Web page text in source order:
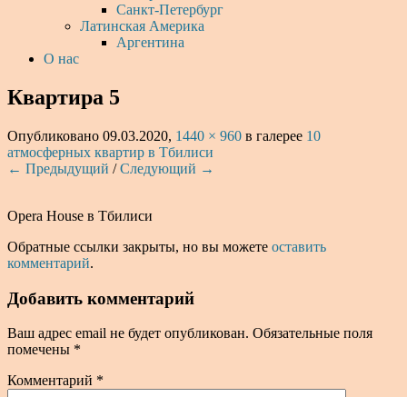
Санкт-Петербург
Латинская Америка
Аргентина
О нас
Квартира 5
Опубликовано 09.03.2020, 1440 × 960 в галерее 10
атмосферных квартир в Тбилиси
← Предыдущий /Следующий →
Opera House в Тбилиси
Обратные ссылки закрыты, но вы можете оставить
комментарий.
Добавить комментарий
Ваш адрес email не будет опубликован. Обязательные поля
помечены *
Комментарий *